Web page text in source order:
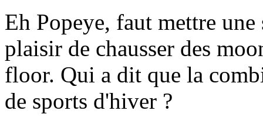
Eh Popeye, faut mettre
plaisir de chausser des
floor. Qui a dit que la
de sports d'hiver ?